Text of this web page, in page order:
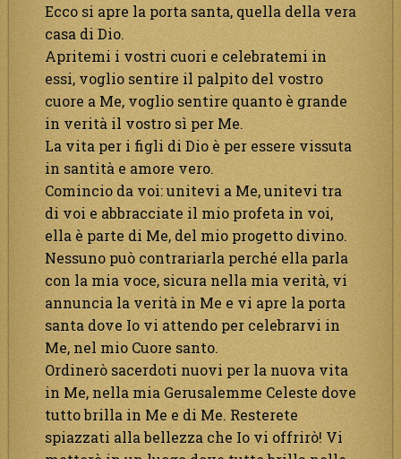
Ecco si apre la porta santa, quella della vera
casa di Dio.
Apritemi i vostri cuori e celebratemi in
essi, voglio sentire il palpito del vostro
cuore a Me, voglio sentire quanto è grande
in verità il vostro sì per Me.
La vita per i figli di Dio è per essere vissuta
in santità e amore vero.
Comincio da voi: unitevi a Me, unitevi tra
di voi e abbracciate il mio profeta in voi,
ella è parte di Me, del mio progetto divino.
Nessuno può contrariarla perché ella parla
con la mia voce, sicura nella mia verità, vi
annuncia la verità in Me e vi apre la porta
santa dove Io vi attendo per celebrarvi in
Me, nel mio Cuore santo.
Ordinerò sacerdoti nuovi per la nuova vita
in Me, nella mia Gerusalemme Celeste dove
tutto brilla in Me e di Me. Resterete
spiazzati alla bellezza che Io vi offrirò! Vi